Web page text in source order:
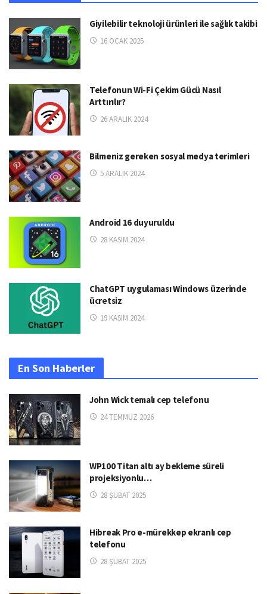
Giyilebilir teknoloji ürünleri ile sağlık takibi
16 OCAK 2025
Telefonun Wi-Fi Çekim Gücü Nasıl
Arttırılır?
26 ARALIK 2024
Bilmeniz gereken sosyal medya terimleri
5 ARALIK 2024
Android 16 duyuruldu
28 KASIM 2024
ChatGPT uygulaması Windows üzerinde
ücretsiz
19 KASIM 2024
En Son Haberler
John Wick temalı cep telefonu
24 TEMMUZ 2026
WP100 Titan altı ay bekleme süreli
projeksiyonlu…
28 ŞUBAT 2025
Hibreak Pro e-mürekkep ekranlı cep
telefonu
28 ŞUBAT 2025